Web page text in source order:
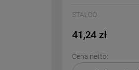
STALCO
41,24 zł
Cena netto: